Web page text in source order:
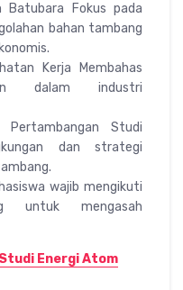
Batubara Fokus pada
bahan tambang
Kerja Membahas
dalam industri
Pertambangan Studi
dan strategi
wajib mengikuti
untuk mengasah
Energi Atom